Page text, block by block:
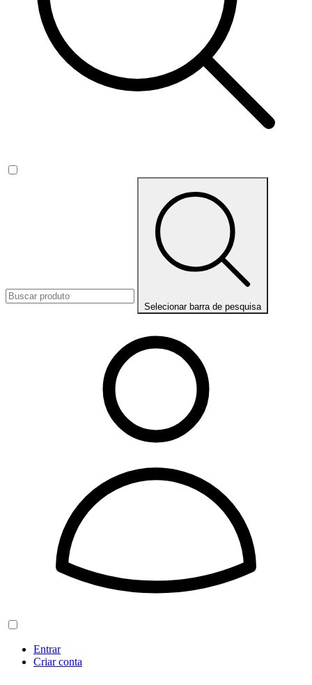
Selecionar barra de pesquisa
Entrar
Criar conta